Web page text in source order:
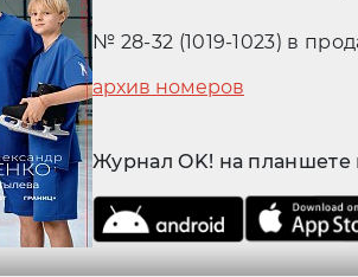
№ 28-32 (1019-1023) в
архив номеров
Журнал OK! на